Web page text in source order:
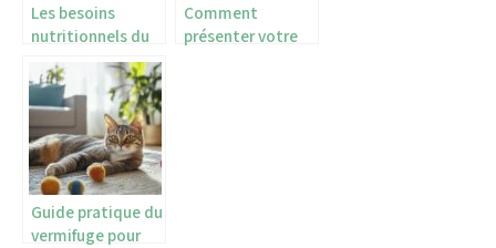
Les besoins
nutritionnels du
chat selon son
âge et son
activité
Comment
présenter votre
Guide pratique du
vermifuge pour